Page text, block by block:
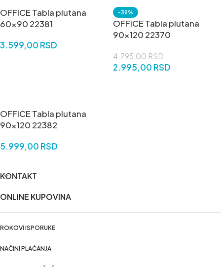
OFFICE Tabla plutana
60×90 22381
3.599,00 RSD
-38%
OFFICE Tabla plutana
90×120 22370
4.795,00RSD
2.995,00 RSD
OFFICE Tabla plutana
90×120 22382
5.999,00 RSD
KONTAKT
ONLINE KUPOVINA
ROKOVI ISPORUKE
NAČINI PLAĆANJA